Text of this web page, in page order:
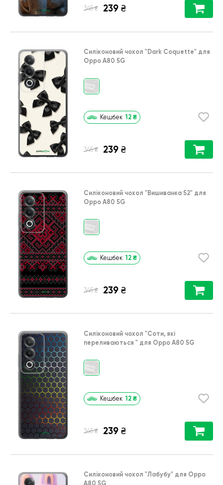
345 ₴ 239 ₴
Силіконовий чохол "Dark Coquette" для
Oppo A80 5G
Кешбек 12 ₴
345 ₴ 239 ₴
Силіконовий чохол "Вишиванка 52" для
Oppo A80 5G
Кешбек 12 ₴
345 ₴ 239 ₴
Силіконовий чохол "Соти, які
переливаються " для Oppo A80 5G
Кешбек 12 ₴
345 ₴ 239 ₴
Силіконовий чохол "Лабубу" для Oppo
A80 5G